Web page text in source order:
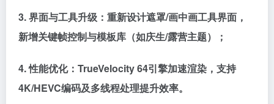
3. 界面与工具升级：重新设计遮罩/画中画工具界面，
新增关键帧控制与模板库（如庆生/露营主题）；
4. 性能优化：TrueVelocity 64引擎加速渲染，支持
4K/HEVC编码及多线程处理提升效率。